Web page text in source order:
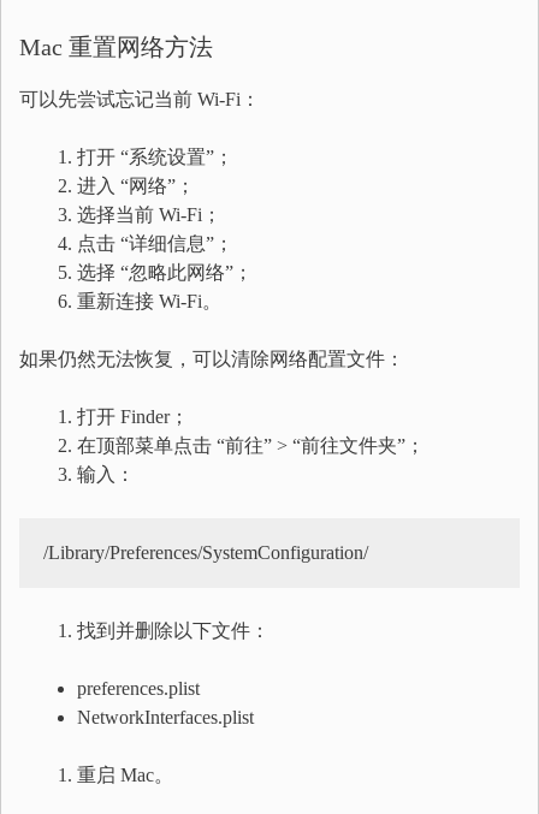
Mac 重置网络方法
可以先尝试忘记当前 Wi-Fi：
打开 “系统设置”；
进入 “网络”；
选择当前 Wi-Fi；
点击 “详细信息”；
选择 “忽略此网络”；
重新连接 Wi-Fi。
如果仍然无法恢复，可以清除网络配置文件：
打开 Finder；
在顶部菜单点击 “前往” > “前往文件夹”；
输入：
/Library/Preferences/SystemConfiguration/
找到并删除以下文件：
preferences.plist
NetworkInterfaces.plist
重启 Mac。